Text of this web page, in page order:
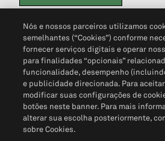
Política de PrivacidadePortal de privacidade
Não Venda Minhas Informações Pessoais©
Nós e nossos parceiros utilizamos
semelhantes (“Cookies”) conforme
fornecer serviços digitais e operar
para finalidades “opcionais”
funcionalidade, desempenho
e publicidade direcionada. Para
modificar suas configurações de
botões neste banner. Para mais
alterar sua escolha posteriormente,
sobre Cookies.